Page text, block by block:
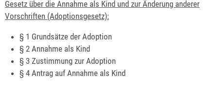
Gesetz über die Annahme als Kind und zur Änderung anderer
Vorschriften (Adoptionsgesetz):
§ 1 Grundsätze der Adoption
§ 2Annahme als Kind
§ 3Zustimmung zur Adoption
§ 4Antrag auf Annahme als Kind